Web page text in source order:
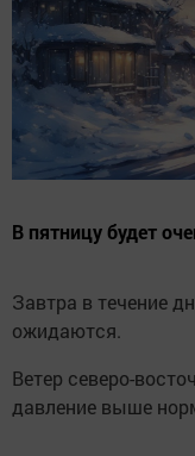
В пятницу будет
Завтра в течение
ожидаются.
Ветер северо-
давление выше